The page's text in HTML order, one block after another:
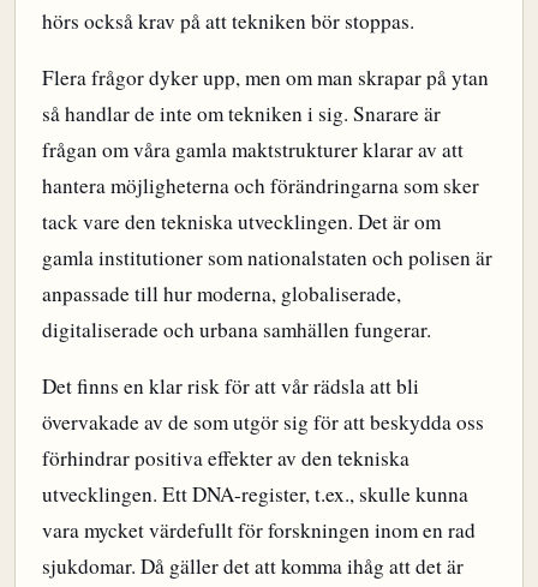
hörs också krav på att tekniken bör stoppas.
Flera frågor dyker upp, men om man skrapar på ytan
så handlar de inte om tekniken i sig. Snarare är
frågan om våra gamla maktstrukturer klarar av att
hantera möjligheterna och förändringarna som sker
tack vare den tekniska utvecklingen. Det är om
gamla institutioner som nationalstaten och polisen är
anpassade till hur moderna, globaliserade,
digitaliserade och urbana samhällen fungerar.
Det finns en klar risk för att vår rädsla att bli
övervakade av de som utgör sig för att beskydda oss
förhindrar positiva effekter av den tekniska
utvecklingen. Ett DNA-register, t.ex., skulle kunna
vara mycket värdefullt för forskningen inom en rad
sjukdomar. Då gäller det att komma ihåg att det är